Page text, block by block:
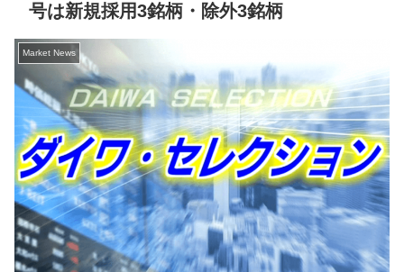
号は新規採用3銘柄・除外3銘柄
Market News